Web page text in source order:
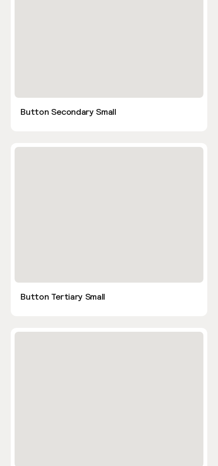
Button Secondary Small
Button Tertiary Small